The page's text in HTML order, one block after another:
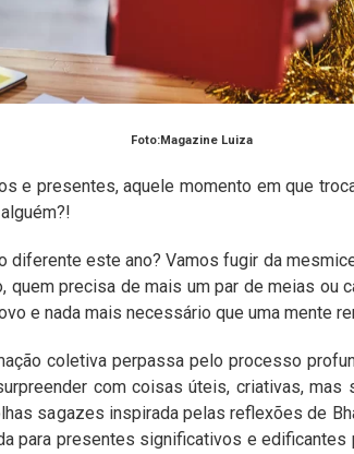
Foto:Magazine Luiza
e presentes, aquele momento em que
diferente este ano? Vamos fugir da
quem precisa de mais um par de meias ou
e nada mais necessário que uma mente
coletiva perpassa pelo processo
com coisas úteis, criativas, mas
sagazes inspirada pelas reflexões de
para presentes significativos e edificantes